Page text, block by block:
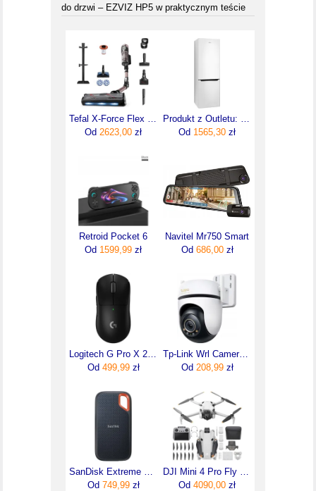
do drzwi – EZVIZ HP5 w praktycznym teście
Od 2623,00 zł
Od 1565,30 zł
Retroid Pocket 6
Od 1599,99 zł
Navitel Mr750 Smart
Od 686,00zł
Od 499,99zł
Tp-Link Wrl Camera Pan/Tilt/Tapo C530Ws (TAPOC530WS)
Od 208,99zł
Od 749,99zł
Od 4090,00 zł